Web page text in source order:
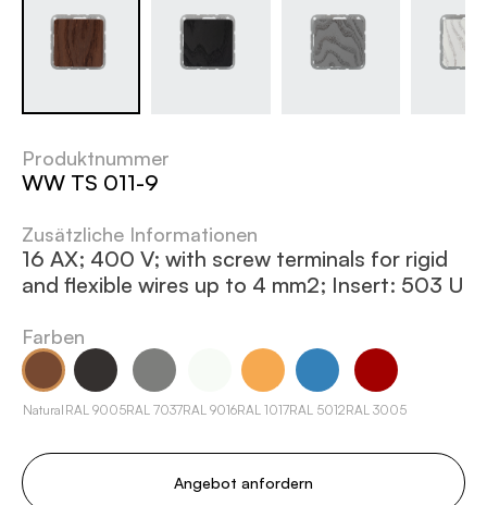
Produktnummer
WW TS 011-9
Zusätzliche Informationen
16 AX; 400 V; with screw terminals for rigid
and flexible wires up to 4 mm2; Insert: 503 U
Farben
Natural RAL 9005RAL 7037RAL 9016RAL 1017RAL 5012RAL 3005
Angebot anfordern